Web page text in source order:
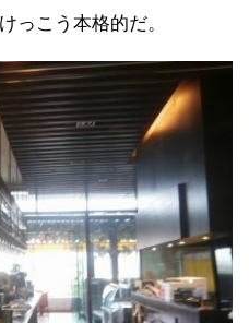
っこう本格的だ。